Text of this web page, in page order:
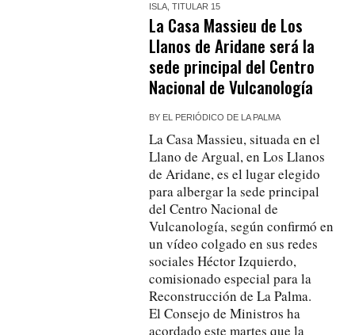
ISLA ,TITULAR 15
La Casa Massieu de Los
Llanos de Aridane será la
sede principal del Centro
Nacional de Vulcanología
BY EL PERIÓDICO DE LA PALMA
La Casa Massieu, situada en el
Llano de Argual, en Los Llanos
de Aridane, es el lugar elegido
para albergar la sede principal
del Centro Nacional de
Vulcanología, según confirmó en
un vídeo colgado en sus redes
sociales Héctor Izquierdo,
comisionado especial para la
Reconstrucción de La Palma.
El Consejo de Ministros ha
acordado este martes que la